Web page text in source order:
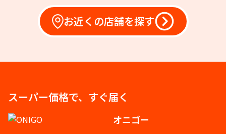
お近くの店舗を探す
スーパー価格で、すぐ届く
オニゴー